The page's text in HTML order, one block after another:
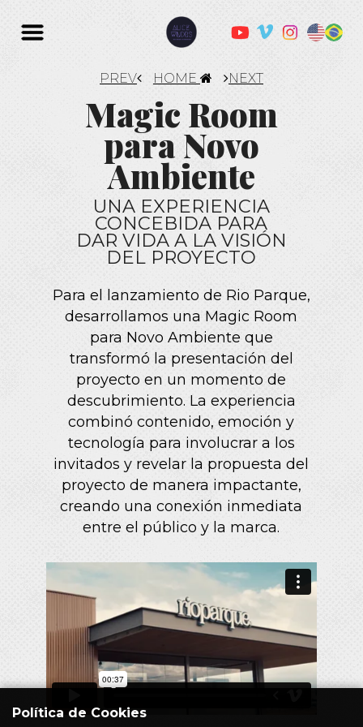
PREV HOME NEXT
Magic Room
para Novo
Ambiente
UNA EXPERIENCIA
CONCEBIDA PARA
DAR VIDA A LA VISIÓN
DEL PROYECTO
Para el lanzamiento de Rio Parque,
desarrollamos una Magic Room
para Novo Ambiente que
transformó la presentación del
proyecto en un momento de
descubrimiento. La experiencia
combinó contenido, emoción y
tecnología para involucrar a los
invitados y revelar la propuesta del
proyecto de manera impactante,
creando una conexión inmediata
entre el público y la marca.
Política de Cookies